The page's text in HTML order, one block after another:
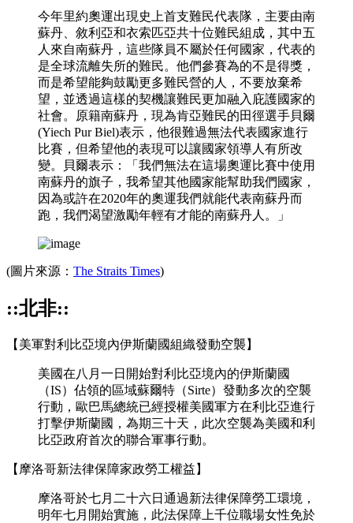
今年里約奧運出現史上首支難民代表隊，主要由南
蘇丹、敘利亞和衣索匹亞共十位難民組成，其中五
人來自南蘇丹，這些隊員不屬於任何國家，代表的
是全球流離失所的難民。他們參賽為的不是得獎，
而是希望能夠鼓勵更多難民營的人，不要放棄希
望，並透過這樣的契機讓難民更加融入庇護國家的
社會。原籍南蘇丹，現為肯亞難民的田徑選手貝爾
(Yiech Pur Biel)表示，他很難過無法代表國家進行
比賽，但希望他的表現可以讓國家領導人有所改
變。貝爾表示：「我們無法在這場奧運比賽中使用
南蘇丹的旗子，我希望其他國家能幫助我們國家，
因為或許在2020年的奧運我們就能代表南蘇丹而
跑，我們渴望激勵年輕有才能的南蘇丹人。」
(圖片來源： The Straits Times)
::北非::
【美軍對利比亞境內伊斯蘭國組織發動空襲】
美國在八月一日開始對利比亞境內的伊斯蘭國
（IS）佔領的區域蘇爾特（Sirte）發動多次的空襲
行動，歐巴馬總統已經授權美國軍方在利比亞進行
打擊伊斯蘭國，為期三十天，此次空襲為美國和利
比亞政府首次的聯合軍事行動。
【摩洛哥新法律保障家政勞工權益】
摩洛哥於七月二十六日通過新法律保障勞工環境，
明年七月開始實施，此法保障上千位職場女性免於